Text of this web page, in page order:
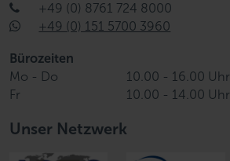
+49 (0) 8761 724 8000
+49 (0) 151 5700 3960
Bürozeiten
Mo - Do
10.00 - 16.00 Uhr
Fr
10.00 - 14.00 Uhr
Unser Netzwerk